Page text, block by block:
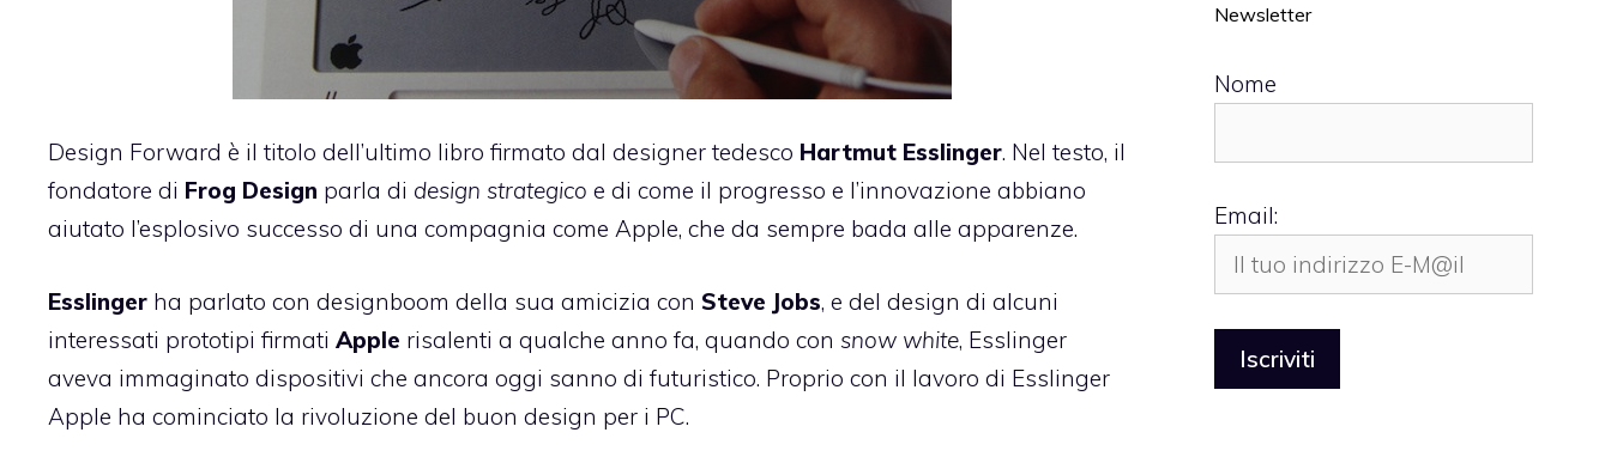
Design Forward è il titolo dell’ultimo libro firmato dal designer tedesco Hartmut Esslinger. Nel testo, il
fondatore di Frog Design parla di design strategico e di come il progresso e l’innovazione abbiano
aiutato l’esplosivo successo di una compagnia come Apple, che da sempre bada alle apparenze.
Esslinger ha parlato con designboom della sua amicizia con Steve Jobs, e del design di alcuni
interessati prototipi firmati Apple risalenti a qualche anno fa, quando con snow white, Esslinger
aveva immaginato dispositivi che ancora oggi sanno di futuristico. Proprio con il lavoro di Esslinger
Apple ha cominciato la rivoluzione del buon design per i PC.
Newsletter
Nome
Email: